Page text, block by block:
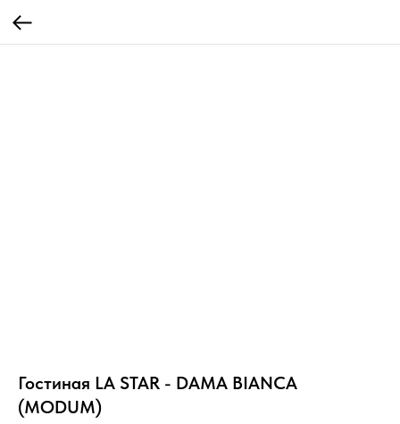
Гостиная LA STAR - DAMA BIANCA
(MODUM)